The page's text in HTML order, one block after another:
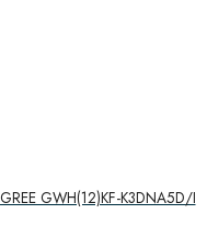
GREE GWH(12)KF-K3DNA5D/I